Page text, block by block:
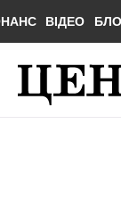
ВІДЕО